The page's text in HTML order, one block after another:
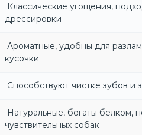
Классические угощения,
дрессировки
Ароматные, удобны для
кусочки
Способствуют чистке зубов и
Натуральные, богаты белком,
чувствительных собак